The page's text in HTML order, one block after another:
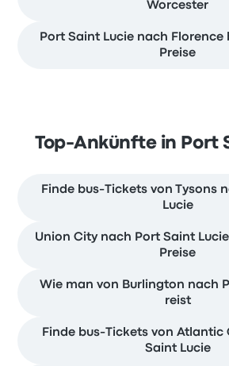
Worcester
Port Saint Lucie nach Florence
Preise
Top-Ankünfte in Port
Finde bus-Tickets von Tysons
Lucie
Union City nach Port Saint
Preise
Wie man von Burlington nach
reist
Finde bus-Tickets von Atlantic
Saint Lucie